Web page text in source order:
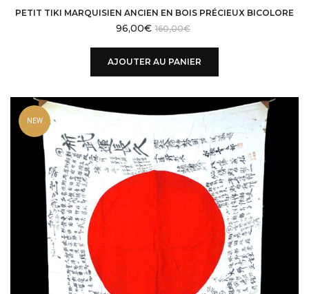
PETIT TIKI MARQUISIEN ANCIEN EN BOIS PRÉCIEUX BICOLORE
160,00€
96,00€
AJOUTER AU PANIER
NEW